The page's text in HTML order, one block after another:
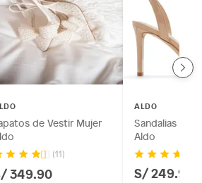
de Vestir Mujer
(11)
349.90
ALDO
Sandalias de
Aldo
S/ 249.90